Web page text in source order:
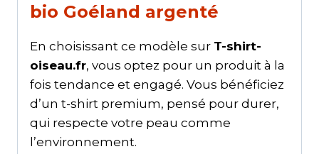
bio Goéland argenté
En choisissant ce modèle sur T-shirt-
oiseau.fr, vous optez pour un produit à la
fois tendance et engagé. Vous bénéficiez
d’un t-shirt premium, pensé pour durer,
qui respecte votre peau comme
l’environnement.